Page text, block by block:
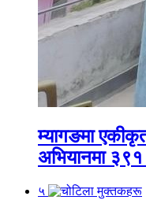
म्यागङमा
अभियानमा ३९१
५